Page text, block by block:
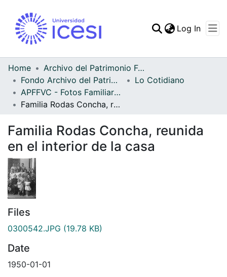
Statistics
Log In
Home
Archivo del Patrimonio Fotográfico y Fílmico del Valle del Cauca
Fondo Archivo del Patrimonio Fotográfico y Fílmico del Valle del Cauca
Lo Cotidiano
APFFVC - Fotos Familiares - Patrimonial
Familia Rodas Concha, reunida en el interior de la casa
Familia Rodas Concha, reunida
en el interior de la casa
Files
0300542.JPG (19.78 KB)
Date
1950-01-01